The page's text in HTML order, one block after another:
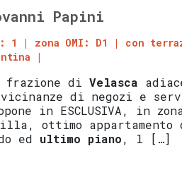
Papini
1 zona OMI: D1
con
frazione diVelasca
di negozi e
in ESCLUSIVA, in
ottimo appartamento
ed ultimo piano, l […]